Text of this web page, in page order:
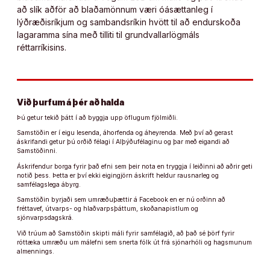
að slík aðför að blaðamönnum væri óásættanleg í
lýðræðisríkjum og sambandsríkin hvött til að endurskoða
lagaramma sína með tilliti til grundvallarlögmáls
réttarríkisins.
Við þurfum á þér að halda
Þú getur tekið þátt í að byggja upp öflugum fjölmiðli.
Samstöðin er í eigu lesenda, áhorfenda og áheyrenda. Með því að gerast
áskrifandi getur þú orðið félagi í Alþýðufélaginu og þar með eigandi að
Samstöðinni.
Áskrifendur borga fyrir það efni sem þeir nota en tryggja í leiðinni að aðrir geti
notið þess. Þetta er því ekki eigingjörn áskrift heldur rausnarleg og
samfélagslega ábyrg.
Samstöðin byrjaði sem umræðuþættir á Facebook en er nú orðinn að
fréttavef, útvarps- og hlaðvarpsþáttum, skoðanapistlum og
sjónvarpsdagskrá.
Við trúum að Samstöðin skipti máli fyrir samfélagið, að það sé þörf fyrir
róttæka umræðu um málefni sem snerta fólk út frá sjónarhóli og hagsmunum
almennings.